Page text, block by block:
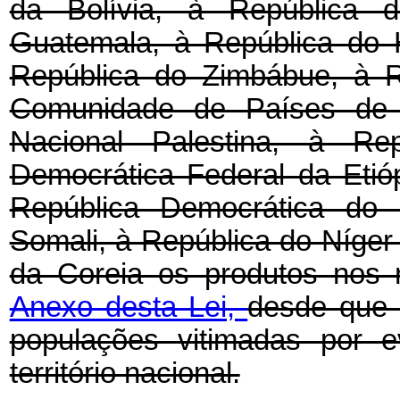
da Bolívia, à República
Guatemala, à República
República do Zimbábue, à
Comunidade de Países
Nacional Palestina, à
Democrática Federal da
República Democrática
Somali, à República do
da Coreia os produtos nos
Anexo desta Lei,desde que
populações vitimadas por
território nacional.